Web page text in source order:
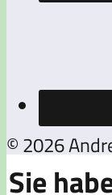
© 2026
Sie